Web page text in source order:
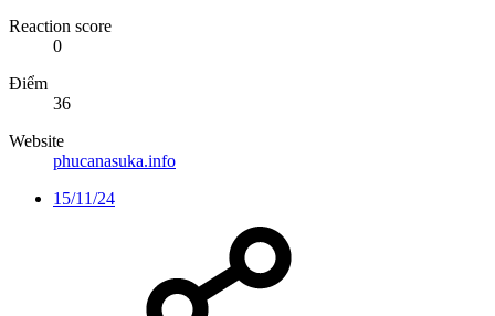
Reaction score
0
Điểm
36
Website
phucanasuka.info
15/11/24